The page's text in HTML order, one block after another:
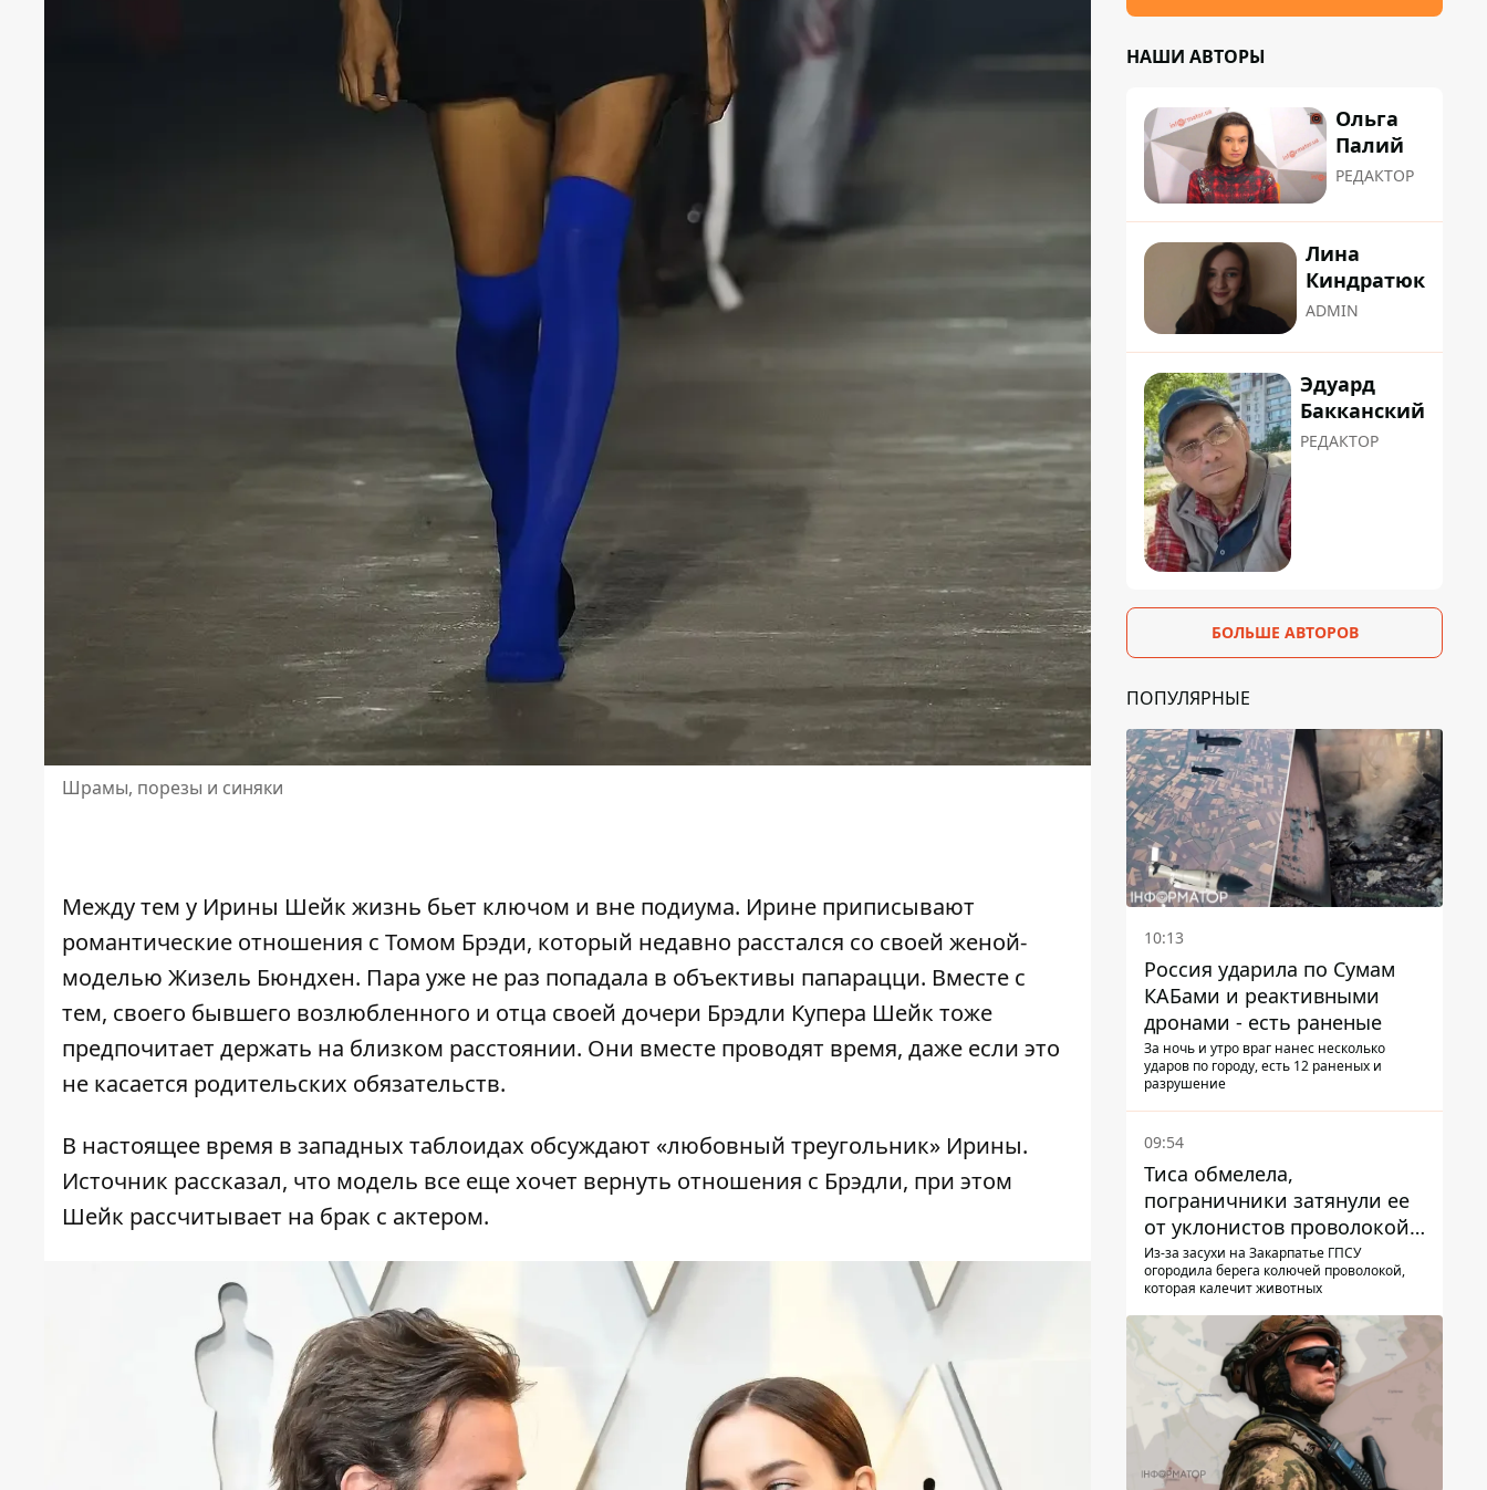
Шрамы, порезы и синяки
Между тем у Ирины Шейк жизнь бьет ключом и вне подиума. Ирине приписывают
романтические отношения с Томом Брэди, который недавно расстался со своей женой-
моделью Жизель Бюндхен. Пара уже не раз попадала в объективы папарацци. Вместе с
тем, своего бывшего возлюбленного и отца своей дочери Брэдли Купера Шейк тоже
предпочитает держать на близком расстоянии. Они вместе проводят время, даже если это
не касается родительских обязательств.
В настоящее время в западных таблоидах обсуждают «любовный треугольник» Ирины.
Источник рассказал, что модель все еще хочет вернуть отношения с Брэдли, при этом
Шейк рассчитывает на брак с актером.
НАШИ АВТОРЫ
Ольга
Палий
РЕДАКТОР
Лина
Киндратюк
ADMIN
Эдуард
Бакканский
РЕДАКТОР
БОЛЬШЕ АВТОРОВ
ПОПУЛЯРНЫЕ
10:13
Россия ударила по Сумам
КАБами и реактивными
дронами - есть раненые
За ночь и утро враг нанес несколько
ударов по городу, есть 12 раненых и
разрушение
09:54
Тиса обмелела,
пограничники затянули ее
от уклонистов проволокой
Егоза, которая убивает
диких животных -
тревогу
Из-за засухи на Закарпатье ГПСУ
огородила берега колючей проволокой,
которая калечит животных